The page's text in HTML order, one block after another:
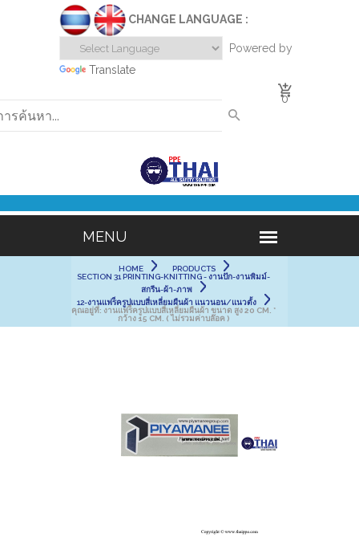
CHANGE LANGUAGE :
Powered by
Translate
0
HOME
PRODUCTS
SECTION 31 PRINTING-KNITTING - งานปัก-งานพิมม์-
สกรีน-ผ้า-ภาพ
12-งานแฟร็ครูปแบบสี่เหลี่ยมผืนผ้า แนวนอน/แนวตั้ง
คุณอยู่ที่: งานแฟร็ครูปแบบสี่เหลี่ยมผืนผ้า ขนาด สูง 20 CM. *
กว้าง 15 CM. ( ไม่รวมค่าบล๊อค )